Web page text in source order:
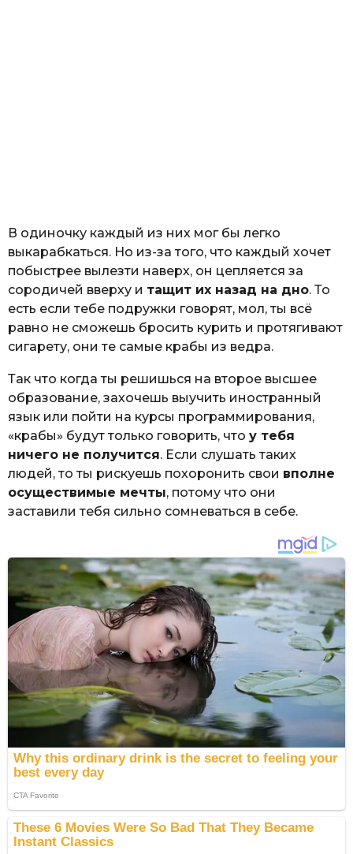
В одиночку каждый из них мог бы легко
выкарабкаться. Но из-за того, что каждый хочет
побыстрее вылезти наверх, он цепляется за
сородичей вверху и тащит их назад на дно. То
есть если тебе подружки говорят, мол, ты всё
равно не сможешь бросить курить и протягивают
сигарету, они те самые крабы из ведра.
Так что когда ты решишься на второе высшее
образование, захочешь выучить иностранный
язык или пойти на курсы программирования,
«крабы» будут только говорить, что у тебя
ничего не получится. Если слушать таких
людей, то ты рискуешь похоронить свои вполне
осуществимые мечты, потому что они
заставили тебя сильно сомневаться в себе.